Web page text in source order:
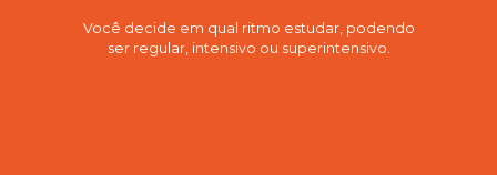
Você decide em qual ritmo estudar, podendo
ser regular, intensivo ou superintensivo.